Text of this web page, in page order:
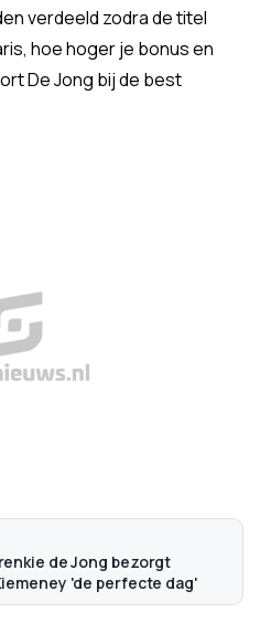
verdeeld zodra de titel
hoe hoger je bonus en
De Jong bij de best
de Jong bezorgt
'de perfecte dag'